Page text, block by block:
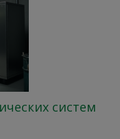
систем